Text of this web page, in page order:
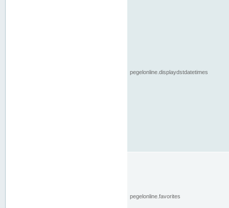
pegelonline.displaydstdatetimes
pegelonline.favorites